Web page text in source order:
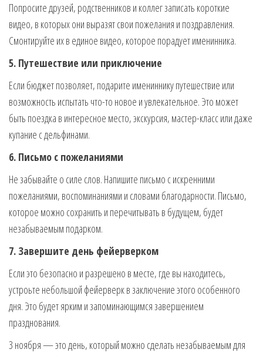
Попросите друзей, родственников и коллег записать короткие
видео, в которых они выразят свои пожелания и поздравления.
Смонтируйте их в единое видео, которое порадует именинника.
5. Путешествие или приключение
Если бюджет позволяет, подарите имениннику путешествие или
возможность испытать что-то новое и увлекательное. Это может
быть поездка в интересное место, экскурсия, мастер-класс или даже
купание с дельфинами.
6. Письмо с пожеланиями
Не забывайте о силе слов. Напишите письмо с искренними
пожеланиями, воспоминаниями и словами благодарности. Письмо,
которое можно сохранить и перечитывать в будущем, будет
незабываемым подарком.
7. Завершите день фейерверком
Если это безопасно и разрешено в месте, где вы находитесь,
устроьте небольшой фейерверк в заключение этого особенного
дня. Это будет ярким и запоминающимся завершением
празднования.
3 ноября — это день, который можно сделать незабываемым для